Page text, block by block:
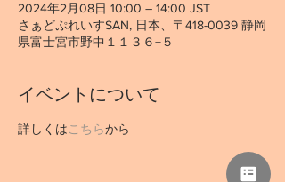
2024年2月08日 10:00 – 14:00 JST
さぁどぷれいすSAN, 日本、〒418-0039 静岡
県富士宮市野中１１３６−５
イベントについて
詳しくは こちらから